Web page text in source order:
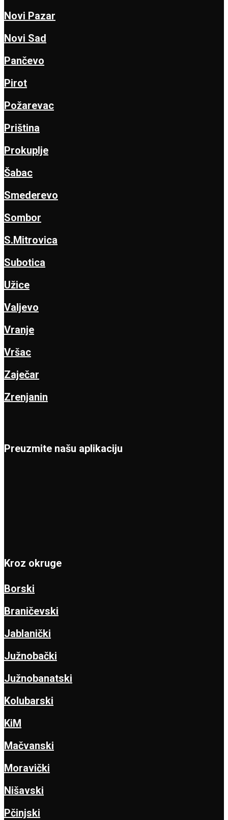
Novi Pazar
Novi Sad
Pančevo
Pirot
Požarevac
Priština
Prokuplje
Šabac
Smederevo
Sombor
S.Mitrovica
Subotica
Užice
Valjevo
Vranje
Vršac
Zaječar
Zrenjanin
Preuzmite našu aplikaciju
Kroz okruge
Borski
Braničevski
Jablanički
Južnobački
Južnobanatski
Kolubarski
KiM
Mačvanski
Moravički
Nišavski
Pčinjski